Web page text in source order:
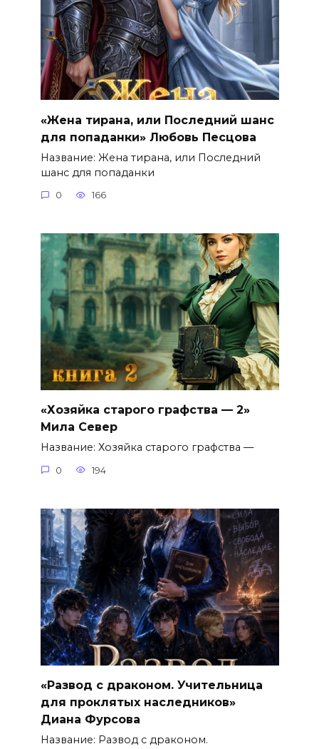
«Жена тирана, или Последний шанс
для попаданки» Любовь Песцова
Название: Жена тирана, или Последний
шанс для попаданки
0 166
«Хозяйка старого графства — 2»
Мила Север
Название: Хозяйка старого графства —
0 194
«Развод с драконом. Учительница
для проклятых наследников»
Диана Фурсова
Название: Развод с драконом.